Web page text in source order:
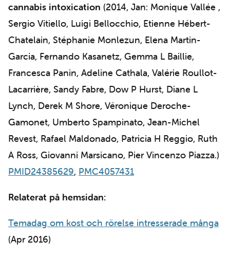
cannabis intoxication (2014, Jan: Monique Vallée ,
Sergio Vitiello, Luigi Bellocchio, Etienne Hébert-
Chatelain, Stéphanie Monlezun, Elena Martin-
Garcia, Fernando Kasanetz, Gemma L Baillie,
Francesca Panin, Adeline Cathala, Valérie Roullot-
Lacarrière, Sandy Fabre, Dow P Hurst, Diane L
Lynch, Derek M Shore, Véronique Deroche-
Gamonet, Umberto Spampinato, Jean-Michel
Revest, Rafael Maldonado, Patricia H Reggio, Ruth
A Ross, Giovanni Marsicano, Pier Vincenzo Piazza.)
PMID24385629, PMC4057431
Relaterat på hemsidan:
Temadag om kost och rörelse intresserade många
(Apr 2016)